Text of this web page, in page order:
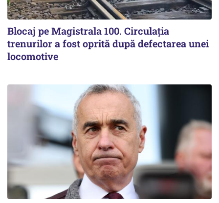
Blocaj pe Magistrala 100. Circulația
trenurilor a fost oprită după defectarea unei
locomotive